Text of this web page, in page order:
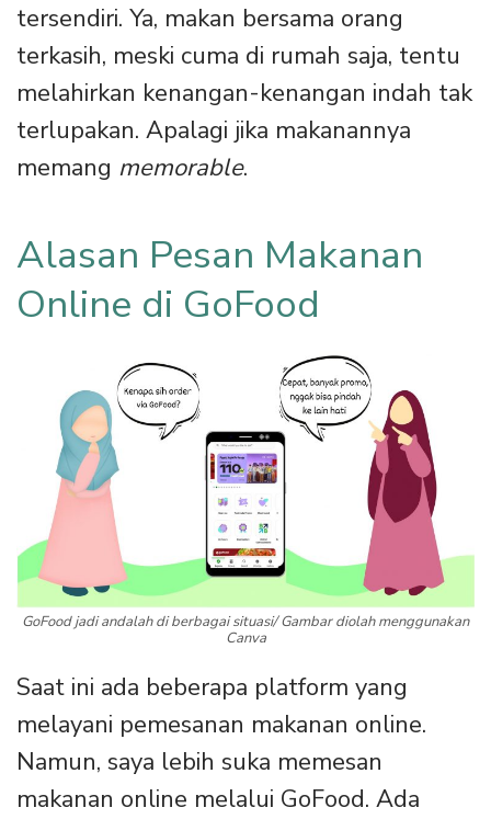
tersendiri. Ya, makan bersama orang
terkasih, meski cuma di rumah saja, tentu
melahirkan kenangan-kenangan indah tak
terlupakan. Apalagi jika makanannya
memang memorable.
Alasan Pesan Makanan
Online di GoFood
GoFood jadi andalah di berbagai situasi/ Gambar diolah menggunakan
Canva
Saat ini ada beberapa platform yang
melayani pemesanan makanan online.
Namun, saya lebih suka memesan
makanan online melalui GoFood. Ada